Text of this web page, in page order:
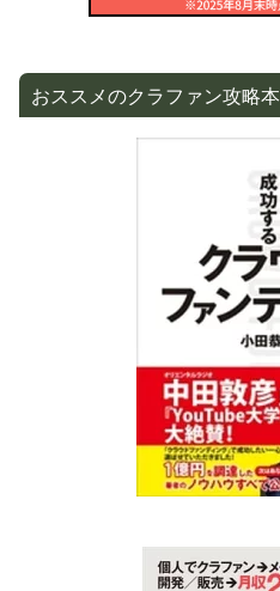
おススメのクラファン攻略本